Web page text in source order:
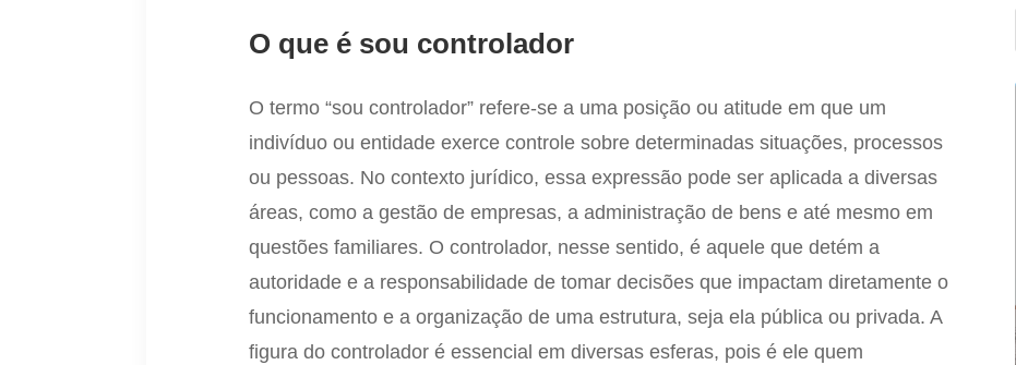
O que é sou controlador
O termo “sou controlador” refere-se a uma posição ou atitude em que um
indivíduo ou entidade exerce controle sobre determinadas situações, processos
ou pessoas. No contexto jurídico, essa expressão pode ser aplicada a diversas
áreas, como a gestão de empresas, a administração de bens e até mesmo em
questões familiares. O controlador, nesse sentido, é aquele que detém a
autoridade e a responsabilidade de tomar decisões que impactam diretamente o
funcionamento e a organização de uma estrutura, seja ela pública ou privada. A
figura do controlador é essencial em diversas esferas, pois é ele quem